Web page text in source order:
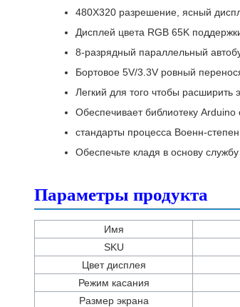
480X320 разрешение, ясный
Дисплей цвета RGB 65K
8-разрядный параллельный
Бортовое 5V/3.3V ровный
Легкий для того чтобы расширить
Обеспечивает библиотеку
стандарты процесса Военн-
Обеспечьте кладя в основу
Параметры продукта
Имя
SKU
Цвет дисплея
Режим касания
Размер экрана